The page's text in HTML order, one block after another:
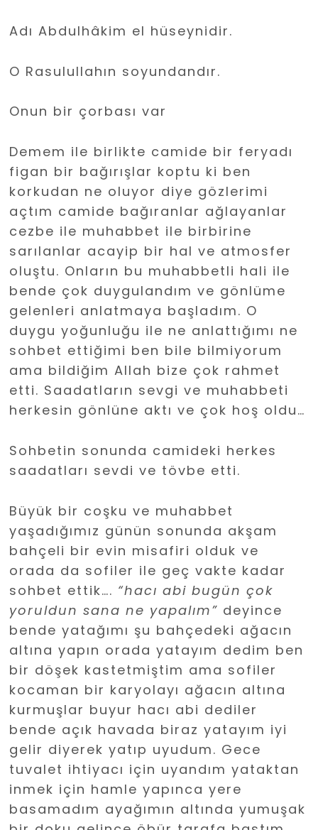
Adı Abdulhâkim el hüseynidir.
O Rasulullahın soyundandır.
Onun bir çorbası var
Demem ile birlikte camide bir feryadı
figan bir bağırışlar koptu ki ben
korkudan ne oluyor diye gözlerimi
açtım camide bağıranlar ağlayanlar
cezbe ile muhabbet ile birbirine
sarılanlar acayip bir hal ve atmosfer
oluştu. Onların bu muhabbetli hali ile
bende çok duygulandım ve gönlüme
gelenleri anlatmaya başladım. O
duygu yoğunluğu ile ne anlattığımı ne
sohbet ettiğimi ben bile bilmiyorum
ama bildiğim Allah bize çok rahmet
etti. Saadatların sevgi ve muhabbeti
herkesin gönlüne aktı ve çok hoş oldu…
Sohbetin sonunda camideki herkes
saadatları sevdi ve tövbe etti.
Büyük bir coşku ve muhabbet
yaşadığımız günün sonunda akşam
bahçeli bir evin misafiri olduk ve
orada da sofiler ile geç vakte kadar
sohbet ettik…. “hacı abi bugün çok
yoruldun sana ne yapalım” deyince
bende yatağımı şu bahçedeki ağacın
altına yapın orada yatayım dedim ben
bir döşek kastetmiştim ama sofiler
kocaman bir karyolayı ağacın altına
kurmuşlar buyur hacı abi dediler
bende açık havada biraz yatayım iyi
gelir diyerek yatıp uyudum. Gece
tuvalet ihtiyacı için uyandım yataktan
inmek için hamle yapınca yere
basamadım ayağımın altında yumuşak